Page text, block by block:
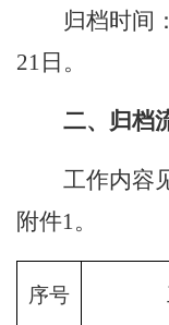
归档时间：
21 日 。
二、归档
工作内容
附件1。
序号